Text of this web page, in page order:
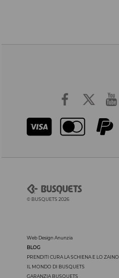
© BUSQUETS 2026
Web Design Anunzia
BLOG
PRENDITI CURA LA SCHIENA E LO ZAINO
IL MONDO DI BUSQUETS
GARANZIA BUSQUETS